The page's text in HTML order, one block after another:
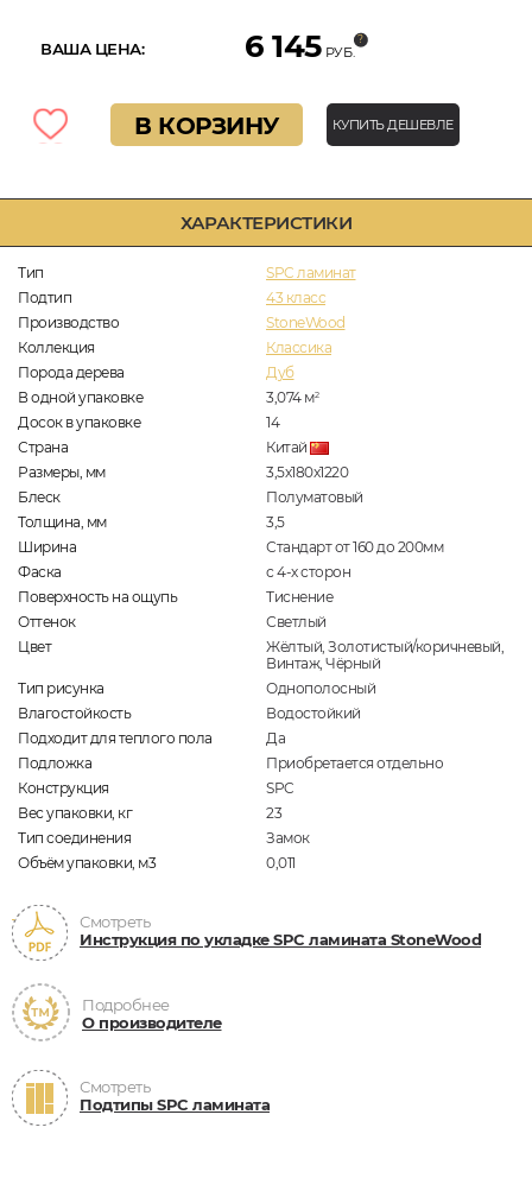
ХАРАКТЕРИСТИКИ
Тип
SPC ламинат
Подтип
43 класс
Производство
StoneWood
Коллекция
Классика
Порода дерева
Дуб
В одной упаковке
3,074 м2
Досок в упаковке
14
Страна
Китай
Размеры, мм
3,5х180х1220
Блеск
Полуматовый
Толщина, мм
3,5
Ширина
Стандарт от 160 до 200мм
Фаска
с 4-х сторон
Поверхность на ощупь
Тиснение
Оттенок
Светлый
Цвет
Жёлтый, Золотистый/коричневый,
Винтаж, Чёрный
Тип рисунка
Однополосный
Влагостойкость
Водостойкий
Подходит для теплого пола
Да
Подложка
Приобретается отдельно
Конструкция
SPC
Вес упаковки, кг
23
Тип соединения
Замок
Объём упаковки, м3
0,011
Смотреть
Инструкция по укладке SPC ламината StoneWood
Подробнее
О производителе
Смотреть
Подтипы SPC ламината
ВАША ЦЕНА: 6 145 РУБ.
В КОРЗИНУ КУПИТЬ ДЕШЕВЛЕ